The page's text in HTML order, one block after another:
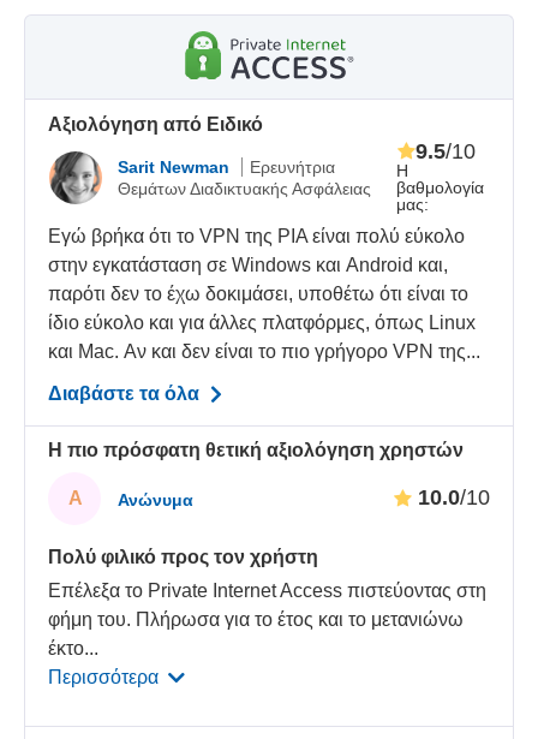
Αξιολόγηση από Ειδικό
Sarit Newman
Ερευνήτρια
Θεμάτων Διαδικτυακής Ασφάλειας
Η
βαθμολογία
μας:
9.5/10
Εγώ βρήκα ότι το VPN της PIA είναι πολύ εύκολο
στην εγκατάσταση σε Windows και Android και,
παρότι δεν το έχω δοκιμάσει, υποθέτω ότι είναι το
ίδιο εύκολο και για άλλες πλατφόρμες, όπως Linux
και Mac. Αν και δεν είναι το πιο γρήγορο VPN της...
Διαβάστε τα όλα
Η πιο πρόσφατη θετική αξιολόγηση χρηστών
Α Ανώνυμα 10.0/10
Πολύ φιλικό προς τον χρήστη
Επέλεξα το Private Internet Access πιστεύοντας στη
φήμη του. Πλήρωσα για το έτος και το μετανιώνω
έκτο...
Περισσότερα